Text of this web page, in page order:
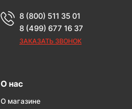
8 (800) 511 35 01
8 (499) 677 16 37
ЗАКАЗАТЬ ЗВОНОК
О нас
О магазине